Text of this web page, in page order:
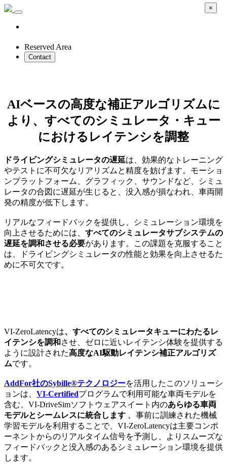
Reserved Area
Contact
AIベースの高度な補正アルゴリズムに
より、すべてのシミュレータ・キュー
におけるレイテンシを調整
ドライビングシミュレータの遅延は、効果的なトレーニング
やテストに不可欠なリアリズムと精度を妨げます。モーショ
ンプラットフォーム、グラフィック、サウンドなど、シミュ
レータの合図に遅延が生じると、没入感が損なわれ、車両開
発の精度が低下します。
リアルなフィードバックを提供し、シミュレーション環境を
向上させるためには、 すべてのシミュレータサブシステムの
遅延を調和させる必要があります。この課題を克服すること
は、ドライビングシミュレータの性能と効果を向上させるた
めに不可欠です。
VI-ZeroLatencyは、すべてのシミュレータキューにわたるレ
イテンシを調和 させ、ゼロに近いレイテンシ体験を提供する
ように設計された高度なAI駆動レイテンシ補正アルゴリズ
ムです。
AddFor社のSybille®テクノロジーを活用したこのソリューシ
ョンは、 VI-Certifiedプログラムで利用可能な車両モデルを
含む、VI-DriveSimソフトウェアスイート内のあらゆる車両
モデルとシームレスに統合します 。事前に訓練された機械
学習モデルを利用することで、VI-ZeroLatencyは主要コンポ
ーネントからのリアルタイム信号を予測し、よりスムーズな
フィードバックと没入感のあるシミュレーション環境を提供
します。
×